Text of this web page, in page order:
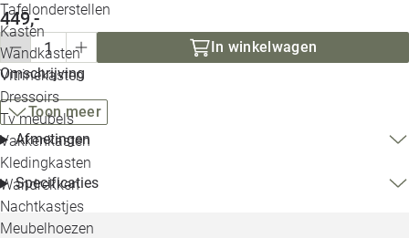
Tafelonderstellen
Kasten
Wandkasten
Vitrinekasten
Dressoirs
Tv meubels
Vakkenkasten
Kledingkasten
Wandrekken
Nachtkastjes
Meubelhoezen
449,-
In winkelwagen
Omschrijving
Toon meer
Afmetingen
Specificaties